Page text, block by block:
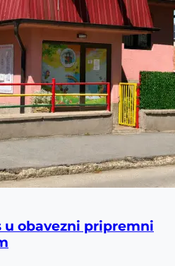
u obavezni pripremni